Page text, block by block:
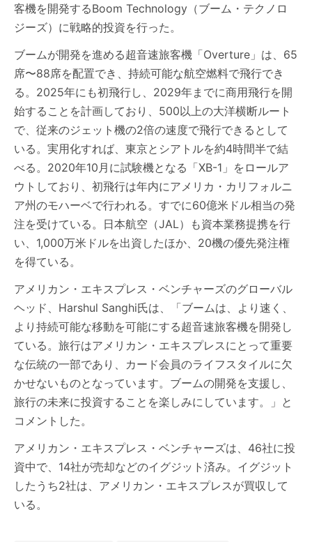
客機を開発するBoom Technology（ブーム・テクノロ
ジーズ）に戦略的投資を行った。
ブームが開発を進める超音速旅客機「Overture」は、65
席〜88席を配置でき、持続可能な航空燃料で飛行でき
る。2025年にも初飛行し、2029年までに商用飛行を開
始することを計画しており、500以上の大洋横断ルート
で、従来のジェット機の2倍の速度で飛行できるとして
いる。実用化すれば、東京とシアトルを約4時間半で結
べる。2020年10月に試験機となる「XB-1」をロールア
ウトしており、初飛行は年内にアメリカ・カリフォルニ
ア州のモハーベで行われる。すでに60億米ドル相当の発
注を受けている。日本航空（JAL）も資本業務提携を行
い、1,000万米ドルを出資したほか、20機の優先発注権
を得ている。
アメリカン・エキスプレス・ベンチャーズのグローバル
ヘッド、Harshul Sanghi氏は、「ブームは、より速く、
より持続可能な移動を可能にする超音速旅客機を開発し
ている。旅行はアメリカン・エキスプレスにとって重要
な伝統の一部であり、カード会員のライフスタイルに欠
かせないものとなっています。ブームの開発を支援し、
旅行の未来に投資することを楽しみにしています。」と
コメントした。
アメリカン・エキスプレス・ベンチャーズは、46社に投
資中で、14社が売却などのイグジット済み。イグジット
したうち2社は、アメリカン・エキスプレスが買収して
いる。